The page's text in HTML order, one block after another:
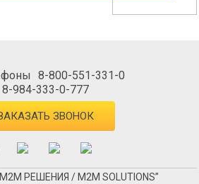
8-800-551-331-0
8-984-333-0-777
ЗВОНОК
РЕШЕНИЯ / M2M SOLUTIONS”